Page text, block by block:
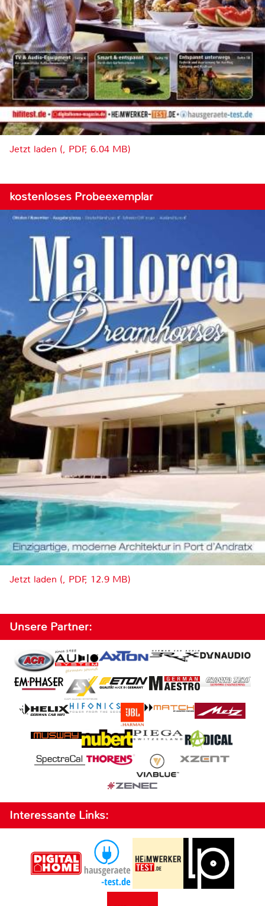
Jetzt laden (, PDF, 6.04 MB)
kostenloses Probeexemplar
Jetzt laden (, PDF, 12.9 MB)
Unsere Partner:
Interessante Links: